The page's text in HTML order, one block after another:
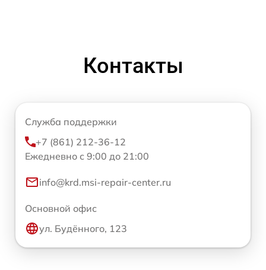
Контакты
Служба поддержки
+7 (861) 212-36-12
Ежедневно с 9:00 до 21:00
info@krd.msi-repair-center.ru
Основной офис
ул. Будённого, 123